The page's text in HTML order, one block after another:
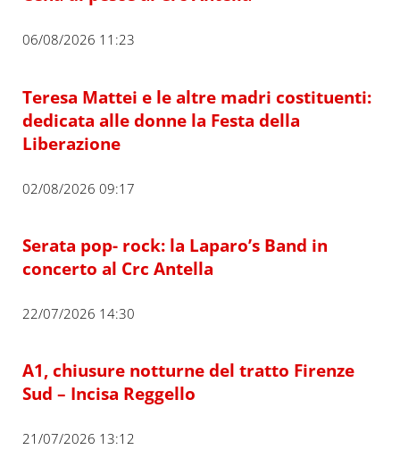
06/08/2026 11:23
Teresa Mattei e le altre madri costituenti:
dedicata alle donne la Festa della
Liberazione
02/08/2026 09:17
Serata pop- rock: la Laparo’s Band in
concerto al Crc Antella
22/07/2026 14:30
A1, chiusure notturne del tratto Firenze
Sud – Incisa Reggello
21/07/2026 13:12